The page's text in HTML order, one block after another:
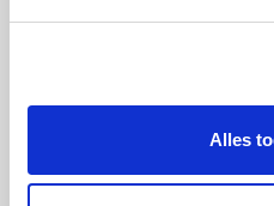
Alles
Bergfreunde Shein